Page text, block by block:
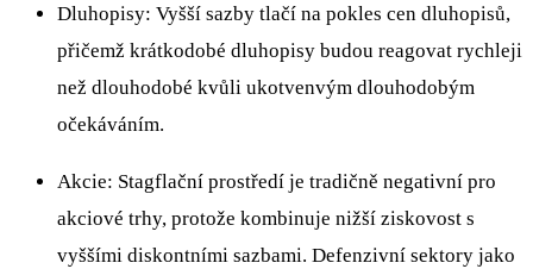
Dluhopisy: Vyšší sazby tlačí na pokles cen dluhopisů,
přičemž krátkodobé dluhopisy budou reagovat rychleji
než dlouhodobé kvůli ukotvenvým dlouhodobým
očekáváním.
Akcie: Stagflační prostředí je tradičně negativní pro
akciové trhy, protože kombinuje nižší ziskovost s
vyššími diskontními sazbami. Defenzivní sektory jako